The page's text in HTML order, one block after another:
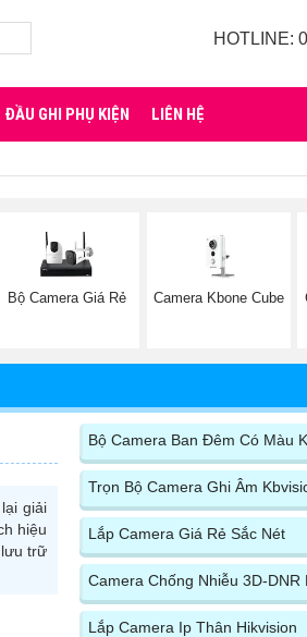
HOTLINE:
ĐẦU GHI PHỤ KIỆN LIÊN HỆ
Bộ Camera Giá Rẻ Camera Kbone Cube
giải
hiệu
trữ
Bộ Camera Ban Đêm Có Màu
Trọn Bộ Camera Ghi Âm
Lắp Camera Giá Rẻ Sắc Nét
Camera Chống Nhiễu 3D-DNR
Lắp Camera Ip Thân Hikvision